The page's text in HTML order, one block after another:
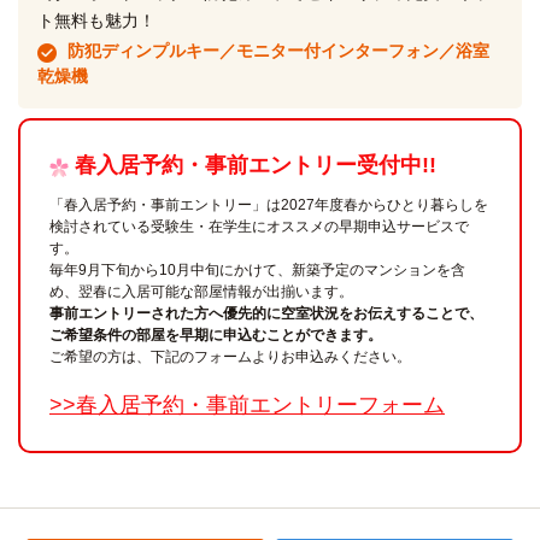
ト無料も魅力！
防犯ディンプルキー／モニター付インターフォン／浴室
乾燥機
春入居予約・事前エントリー受付中!!
「春入居予約・事前エントリー」は2027年度春からひとり暮らしを
検討されている受験生・在学生にオススメの早期申込サービスで
す。
毎年9月下旬から10月中旬にかけて、新築予定のマンションを含
め、翌春に入居可能な部屋情報が出揃います。
事前エントリーされた方へ優先的に空室状況をお伝えすることで、
ご希望条件の部屋を早期に申込むことができます。
ご希望の方は、下記のフォームよりお申込みください。
>>春入居予約・事前エントリーフォーム